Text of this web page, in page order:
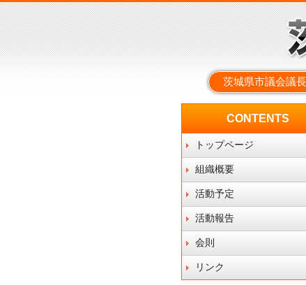
茨城県市議会議
CONTENTS
トップページ
組織概要
活動予定
活動報告
会則
リンク